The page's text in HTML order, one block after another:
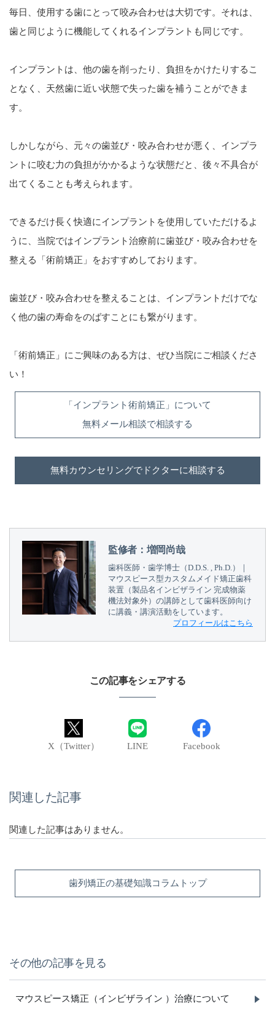
毎日、使用する歯にとって咬み合わせは大切です。それは、
歯と同じように機能してくれるインプラントも同じです。
インプラントは、他の歯を削ったり、負担をかけたりするこ
となく、天然歯に近い状態で失った歯を補うことができま
す。
しかしながら、元々の歯並び・咬み合わせが悪く、インプラ
ントに咬む力の負担がかかるような状態だと、後々不具合が
出てくることも考えられます。
できるだけ長く快適にインプラントを使用していただけるよ
うに、当院ではインプラント治療前に歯並び・咬み合わせを
整える「術前矯正」をおすすめしております。
歯並び・咬み合わせを整えることは、インプラントだけでな
く他の歯の寿命をのばすことにも繋がります。
「術前矯正」にご興味のある方は、ぜひ当院にご相談くださ
い！
「インプラント術前矯正」について
無料メール相談で相談する
無料カウンセリングでドクターに相談する
監修者：増岡尚哉
歯科医師・歯学博士（D.D.S. , Ph.D.）｜
マウスピース型カスタムメイド矯正歯科
装置（製品名インビザライン 完成物薬
機法対象外）の講師として歯科医師向け
に講義・講演活動をしています。
プロフィールはこちら
この記事をシェアする
X（Twitter） LINE Facebook
関連した記事
関連した記事はありません。
歯列矯正の基礎知識コラムトップ
その他の記事を見る
マウスピース矯正（インビザライン ）治療について